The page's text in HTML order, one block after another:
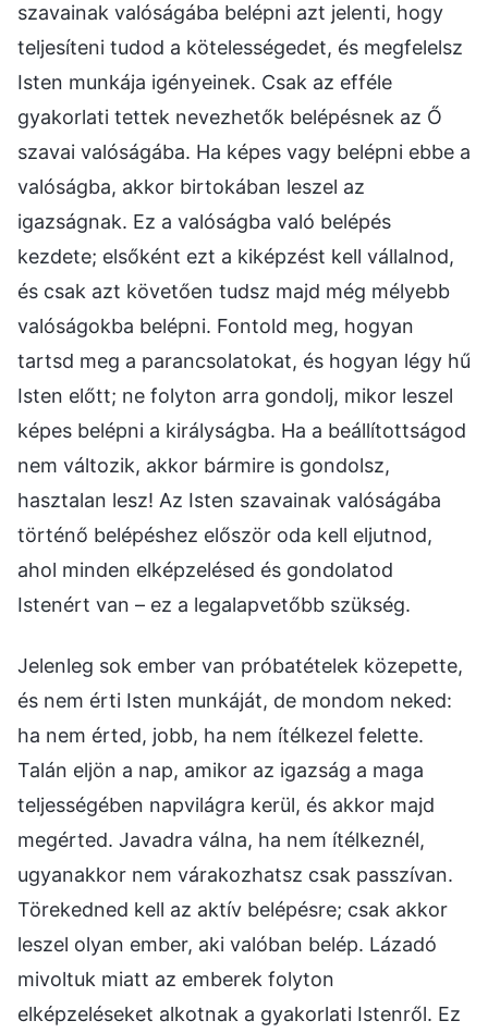
szavainak valóságába belépni azt jelenti, hogy
teljesíteni tudod a kötelességedet, és megfelelsz
Isten munkája igényeinek. Csak az efféle
gyakorlati tettek nevezhetők belépésnek az Ő
szavai valóságába. Ha képes vagy belépni ebbe a
valóságba, akkor birtokában leszel az
igazságnak. Ez a valóságba való belépés
kezdete; elsőként ezt a kiképzést kell vállalnod,
és csak azt követően tudsz majd még mélyebb
valóságokba belépni. Fontold meg, hogyan
tartsd meg a parancsolatokat, és hogyan légy hű
Isten előtt; ne folyton arra gondolj, mikor leszel
képes belépni a királyságba. Ha a beállítottságod
nem változik, akkor bármire is gondolsz,
hasztalan lesz! Az Isten szavainak valóságába
történő belépéshez először oda kell eljutnod,
ahol minden elképzelésed és gondolatod
Istenért van – ez a legalapvetőbb szükség.
Jelenleg sok ember van próbatételek közepette,
és nem érti Isten munkáját, de mondom neked:
ha nem érted, jobb, ha nem ítélkezel felette.
Talán eljön a nap, amikor az igazság a maga
teljességében napvilágra kerül, és akkor majd
megérted. Javadra válna, ha nem ítélkeznél,
ugyanakkor nem várakozhatsz csak passzívan.
Törekedned kell az aktív belépésre; csak akkor
leszel olyan ember, aki valóban belép. Lázadó
mivoltuk miatt az emberek folyton
elképzeléseket alkotnak a gyakorlati Istenről. Ez